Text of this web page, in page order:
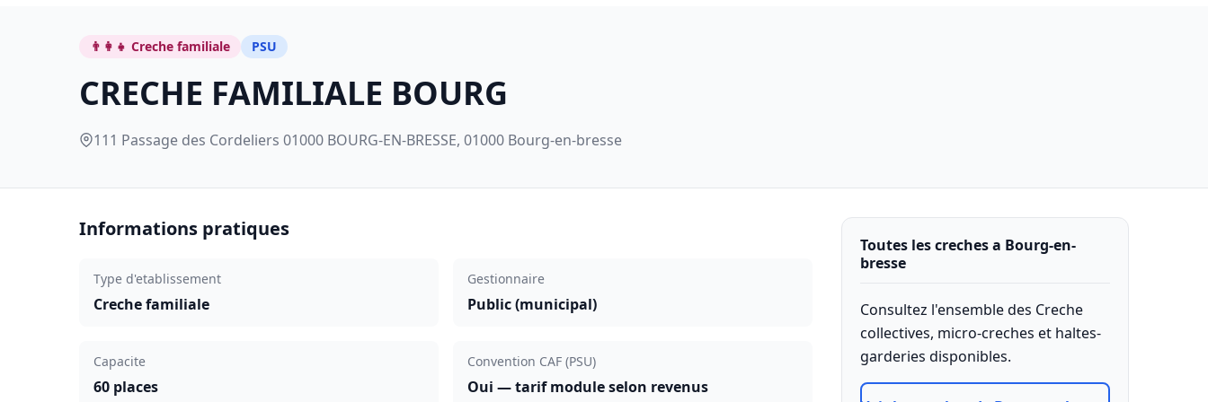
👨‍👩‍👧 Creche familiale PSU
CRECHE FAMILIALE BOURG
111 Passage des Cordeliers 01000 BOURG-EN-BRESSE, 01000 Bourg-en-bresse
Informations pratiques
Type d'etablissement
Creche familiale
Gestionnaire
Public (municipal)
Capacite
60 places
Convention CAF (PSU)
Oui — tarif module selon revenus
Toutes les creches a Bourg-en-
bresse
Consultez l'ensemble des Creche
collectives, micro-creches et haltes-
garderies disponibles.